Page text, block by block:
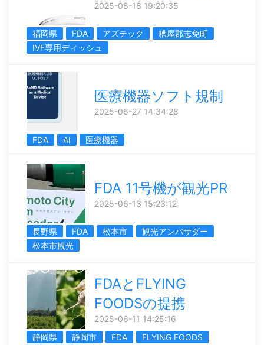
2025-08-18 19:20:35
福岡県 FDA アズテック
糟屋郡志免町
IVF専用ディッシュ
医療機器ソフト規制
2025-06-27 14:34:28
FDA AI 医療機器
FDA 11号機が観光PR
2025-06-13 15:23:12
長野県 FDA 松本市
観光アンバサダー
松本市観光
FDAとFLYING
FOODSの提携
2025-06-11 14:25:16
静岡県
静岡市 FDA
FLYING FOODS